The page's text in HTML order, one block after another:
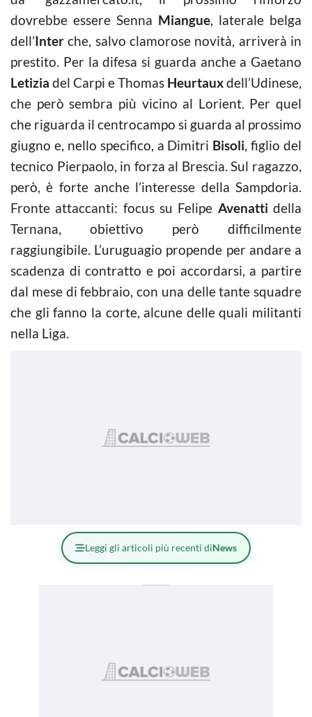
dovrebbe essere Senna Miangue, laterale belga
dell’Inter che, salvo clamorose novità, arriverà in
prestito. Per la difesa si guarda anche a Gaetano
Letizia del Carpi e Thomas Heurtauxdell’Udinese,
che però sembra più vicino al Lorient. Per quel
che riguarda il centrocampo si guarda al prossimo
giugno e, nello specifico, a Dimitri Bisoli, figlio del
tecnico Pierpaolo, in forza al Brescia. Sul ragazzo,
però, è forte anche l’interesse della Sampdoria.
Fronte attaccanti: focus su Felipe Avenattidella
Ternana, obiettivo però difficilmente
raggiungibile. L’uruguagio propende per andare a
scadenza di contratto e poi accordarsi, a partire
dal mese di febbraio, con una delle tante squadre
che gli fanno la corte, alcune delle quali militanti
nella Liga.
Leggi gli articoli più recenti diNews